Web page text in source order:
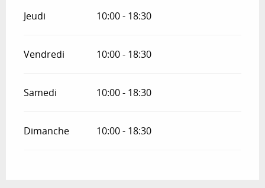
Jeudi 10:00 - 18:30
Vendredi 10:00 - 18:30
Samedi 10:00 - 18:30
Dimanche 10:00 - 18:30